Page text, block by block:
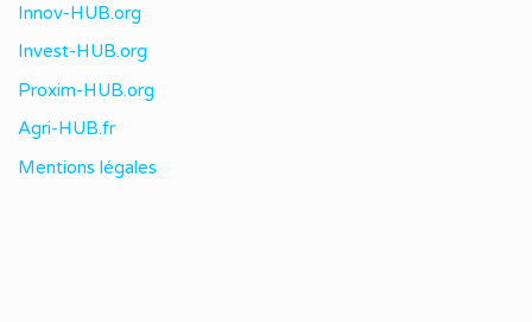
Innov-HUB.org
Invest-HUB.org
Proxim-HUB.org
Agri-HUB.fr
Mentions légales